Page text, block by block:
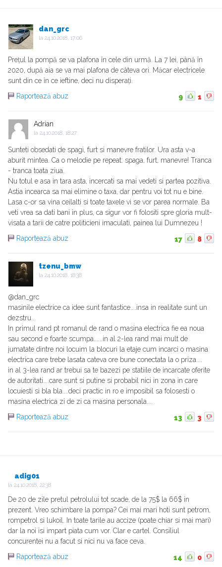
dan_grc
la 24.10.2018, 17:06
Prețul la pompă se va plafona în cele din urmă. La 7 lei, până în
2020, după aia se va mai plafona de câteva ori. Măcar electricele
sunt din ce în ce ieftine, deci nu disperați.
Raportează abuz
9 1
Adrian
la 24.10.2018, 18:27
Sunteti obsedati de spagi, furt si manevre fratilor. Ura asta v-a
aburit mintea. Ca o melodie pe repeat: spaga, furt, manevre! Tranca
- tranca toata ziua.
Nu totul e asa in tara asta, incercati sa mai vedeti si partea pozitiva.
Astia incearca sa mai elimine o taxa, dar pentru voi tot nu e bine.
Lasa c-or sa vina ceilalti si toate taxele vi se vor parea normale. Ba
veti vrea sa dati bani in plus, ca sigur vor fi folositi spre gloria mult-
visata a tarii de catre politicieni imaculati, painea lui Dumnezeu !
Raportează abuz
17 8
tzenu_bmw
la 24.10.2018, 18:38
@dan_grc
masinile electrice ca idee sunt fantastice....insa in realitate sunt un
dezstru...
In primul rand pt romanul de rand o masina electrica fie ea noua
sau second e foarte scumpa......in al 2-lea rand mai mult de
jumatate dintre noi locuim la blocuri la etaje cum incarci o masina
electrica care trebe lasata cateva ore bune conectata la o priza....
in al 3-lea rand ar trebui sa te bazezi pe statiile de incarcate oferite
de autoritati....care sunt si putine si probabil nici in zona in care
locuiesti si bla bla....deci practic in ro e imposibil sa folosesti o
masina electrica zi de zi ca masina personala....
Raportează abuz
13 3
adig01
la 24.10.2018, 22:38
De 20 de zile pretul petrolului tot scade, de la 75$ la 66$ in
prezent. Vreo schimbare la pompa? Cei mai mari hoti sunt petrom,
rompetrol si lukoil. In toate tarile au accize (poate chiar si mai mari)
dar la noi isi impart piata cum vor. Clar e cartel. Consiliul
concurentei nu a facut si nici nu va face ceva.
Raportează abuz
14 0